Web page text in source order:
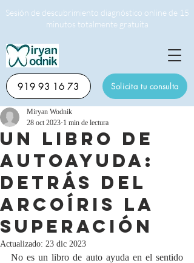
Solicita tu consulta
919 93 16 73
Sesión de descubrimiento diagnóstico online de 15
minutos totalmente gratuita
UN LIBRO DE
AUTOAYUDA:
DETRÁS DEL
ARCOÍRIS LA
SUPERACIÓN
Miryan Wodnik
28 oct 2023 1 min de lectura
Actualizado: 23 dic 2023
No es un libro de auto ayuda en el sentido